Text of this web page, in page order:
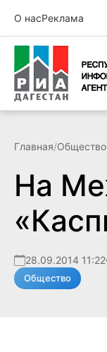
О насРеклама
Главная/Общество
На
28.09.2014 11:22
Общество